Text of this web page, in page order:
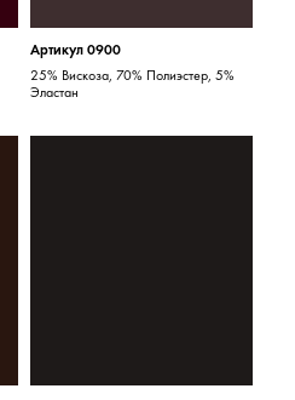
Артикул 0900
25% Вискоза, 70% Полиэстер, 5%
Эластан